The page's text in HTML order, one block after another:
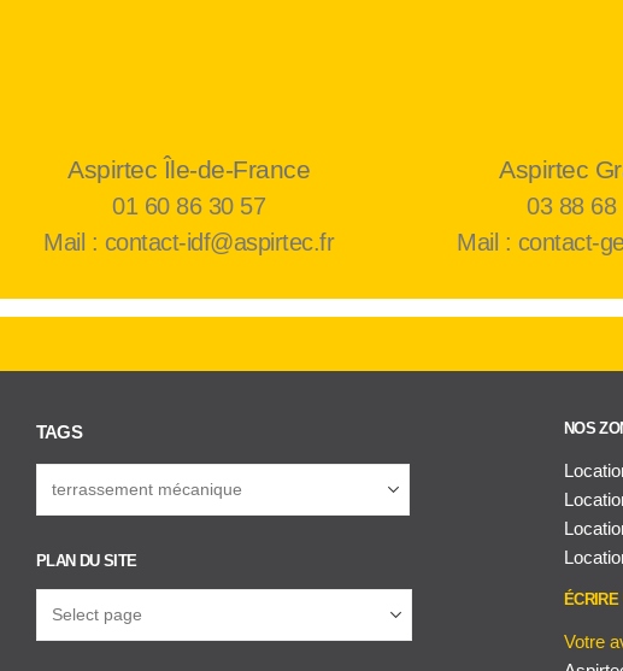
Aspirtec Île-de-France
01 60 86 30 57
Mail : contact-idf@aspirtec.fr
Aspirtec
03 88 68
Mail : contact-
TAGS
PLAN DU SITE
NOS
Votre